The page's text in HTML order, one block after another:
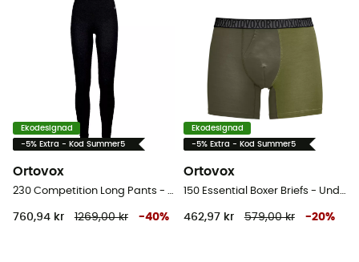
Ekodesignad
-5% Extra - Kod Summer5
Ortovox
230 Competition Long Pants - Underställ Dam
760,94 kr 1269,00 kr -40%
Ekodesignad
-5% Extra - Kod Summer5
Ortovox
150 Essential Boxer Briefs - Underbyxa
462,97 kr 579,00 kr -20%